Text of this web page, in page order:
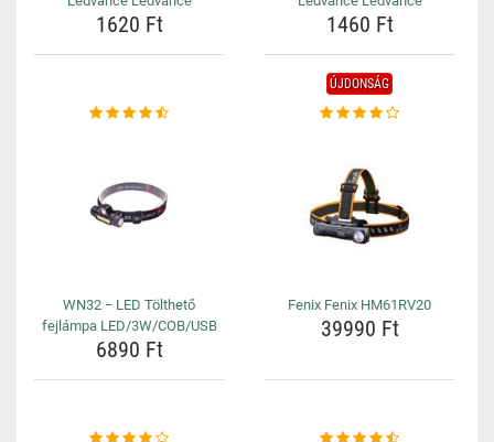
1620 Ft 1460 Ft
WN32 − LED Tölthető
fejlámpa LED/3W/COB/USB
6890 Ft
ÚJDONSÁG
Fenix Fenix HM61RV20
39990 Ft